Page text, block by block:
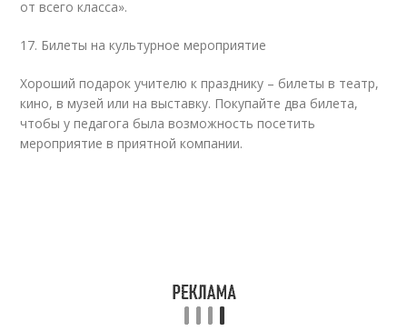
от всего класса».
17. Билеты на культурное мероприятие
Хороший подарок учителю к празднику – билеты в театр,
кино, в музей или на выставку. Покупайте два билета,
чтобы у педагога была возможность посетить
мероприятие в приятной компании.